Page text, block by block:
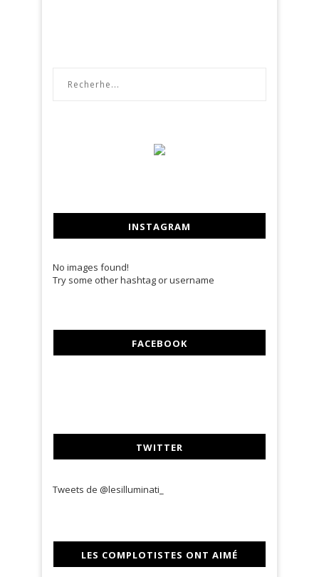
INSTAGRAM
No images found!
Try some other hashtag or username
FACEBOOK
TWITTER
Tweets de @lesilluminati_
LES COMPLOTISTES ONT AIMÉ